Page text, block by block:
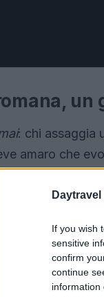
Daytravel
If you wish
sensitive
confirm
continue
information
un
: chi assaggia
amaro che